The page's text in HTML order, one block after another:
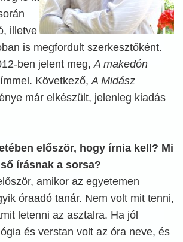
illetve
is megfordult szerkesztőként.
ben jelent meg,A makedón
Következő,A Midász
már elkészült, jelenleg kiadás
először, hogy írnia kell? Mi
írásnak a sorsa?
amikor az egyetemen
óraadó tanár. Nem volt mit tenni,
letenni az asztalra. Ha jól
és verstan volt az óra neve, és